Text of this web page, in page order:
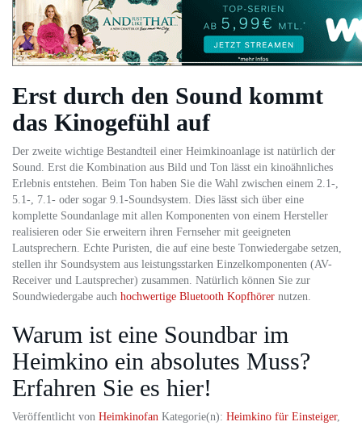
Erst durch den Sound kommt
das Kinogefühl auf
Der zweite wichtige Bestandteil einer Heimkinoanlage ist natürlich der
Sound. Erst die Kombination aus Bild und Ton lässt ein kinoähnliches
Erlebnis entstehen. Beim Ton haben Sie die Wahl zwischen einem 2.1-,
5.1-, 7.1- oder sogar 9.1-Soundsystem. Dies lässt sich über eine
komplette Soundanlage mit allen Komponenten von einem Hersteller
realisieren oder Sie erweitern ihren Fernseher mit geeigneten
Lautsprechern. Echte Puristen, die auf eine beste Tonwiedergabe setzen,
stellen ihr Soundsystem aus leistungsstarken Einzelkomponenten (AV-
Receiver und Lautsprecher) zusammen. Natürlich können Sie zur
Soundwiedergabe auch hochwertige Bluetooth Kopfhörer nutzen.
Warum ist eine Soundbar im
Heimkino ein absolutes Muss?
Erfahren Sie es hier!
Veröffentlicht von Heimkinofan Kategorie(n): Heimkino für Einsteiger,